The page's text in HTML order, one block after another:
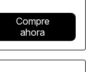
Compre
ahora